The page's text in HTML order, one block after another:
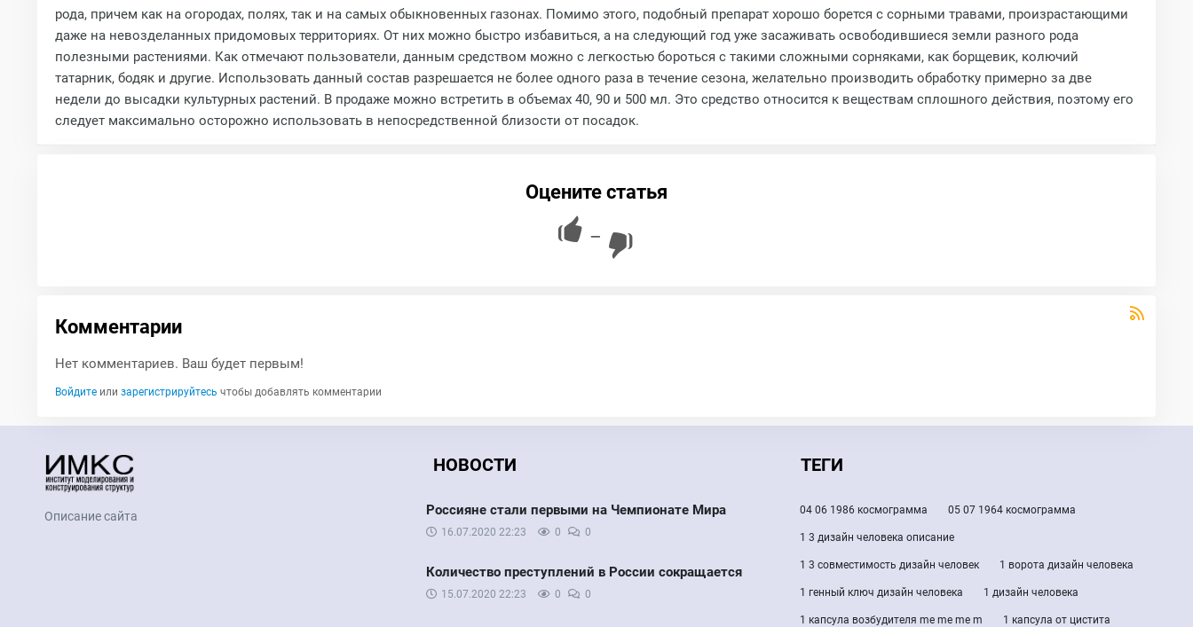
рода, причем как на огородах, полях, так и на самых обыкновенных газонах. Помимо этого, подобный препарат хорошо борется с сорными травами, произрастающими
даже на невозделанных придомовых территориях. От них можно быстро избавиться, а на следующий год уже засаживать освободившиеся земли разного рода
полезными растениями. Как отмечают пользователи, данным средством можно с легкостью бороться с такими сложными сорняками, как борщевик, колючий
татарник, бодяк и другие. Использовать данный состав разрешается не более одного раза в течение сезона, желательно производить обработку примерно за две
недели до высадки культурных растений. В продаже можно встретить в объемах 40, 90 и 500 мл. Это средство относится к веществам сплошного действия, поэтому его
следует максимально осторожно использовать в непосредственной близости от посадок.
Оцените статья
—
Комментарии
Нет комментариев. Ваш будет первым!
Войдитеили зарегистрируйтесь чтобы добавлять комментарии
Описание сайта
НОВОСТИ
Россияне стали первыми на Чемпионате Мира
16.07.2020 22:23 0 0
Количество преступлений в России сокращается
15.07.2020 22:23 0 0
ТЕГИ
04 06 1986 космограмма 05 07 1964 космограмма
1 3 дизайн человека описание
1 3 совместимость дизайн человек 1 ворота дизайн человека
1 генный ключ дизайн человека 1 дизайн человека
1 капсула возбудителя me me me m 1 капсула от цистита